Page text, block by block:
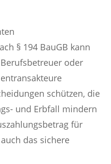
§ 194 BauGB kann
oder
schützen, die
und Erbfall mindern
für
das sichere